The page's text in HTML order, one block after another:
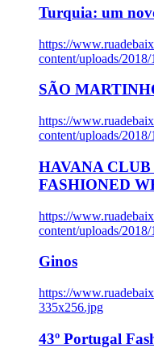
Turquia: um
https://
content/uploads/
SÃO
https://
content/uploads/
HAVANA
FASHIONED
https://
content/uploads/
Ginos
https://
335x256.jpg
43º Portugal